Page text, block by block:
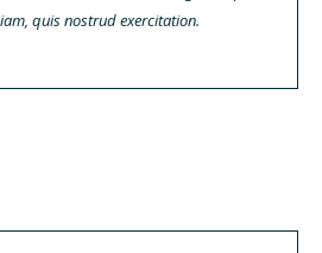
quis nostrud exercitation.